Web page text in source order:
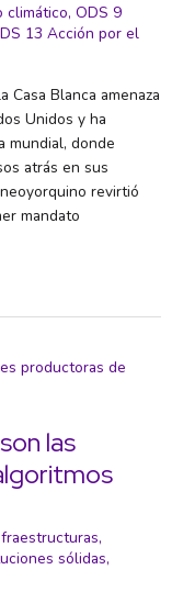
climático, ODS 9
13 Acción por el
Casa Blanca amenaza
Unidos y ha
mundial, donde
atrás en sus
revirtió
mandato
las
,
sólidas,